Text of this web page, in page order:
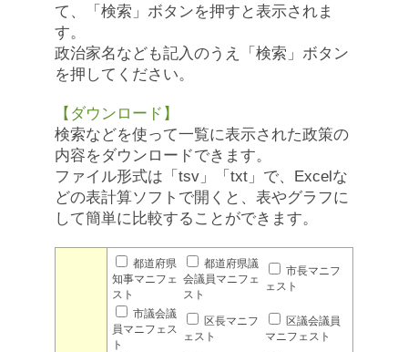
て、「検索」ボタンを押すと表示されま
す。
政治家名なども記入のうえ「検索」ボタン
を押してください。
【ダウンロード】
検索などを使って一覧に表示された政策の
内容をダウンロードできます。
ファイル形式は「tsv」「txt」で、Excelな
どの表計算ソフトで開くと、表やグラフに
して簡単に比較することができます。
都道府県
知事マニフェ
スト
都道府県議
会議員マニフェ
スト
市長マニフ
ェスト
市議会議
員マニフェス
ト
区長マニフ
ェスト
区議会議員
マニフェスト